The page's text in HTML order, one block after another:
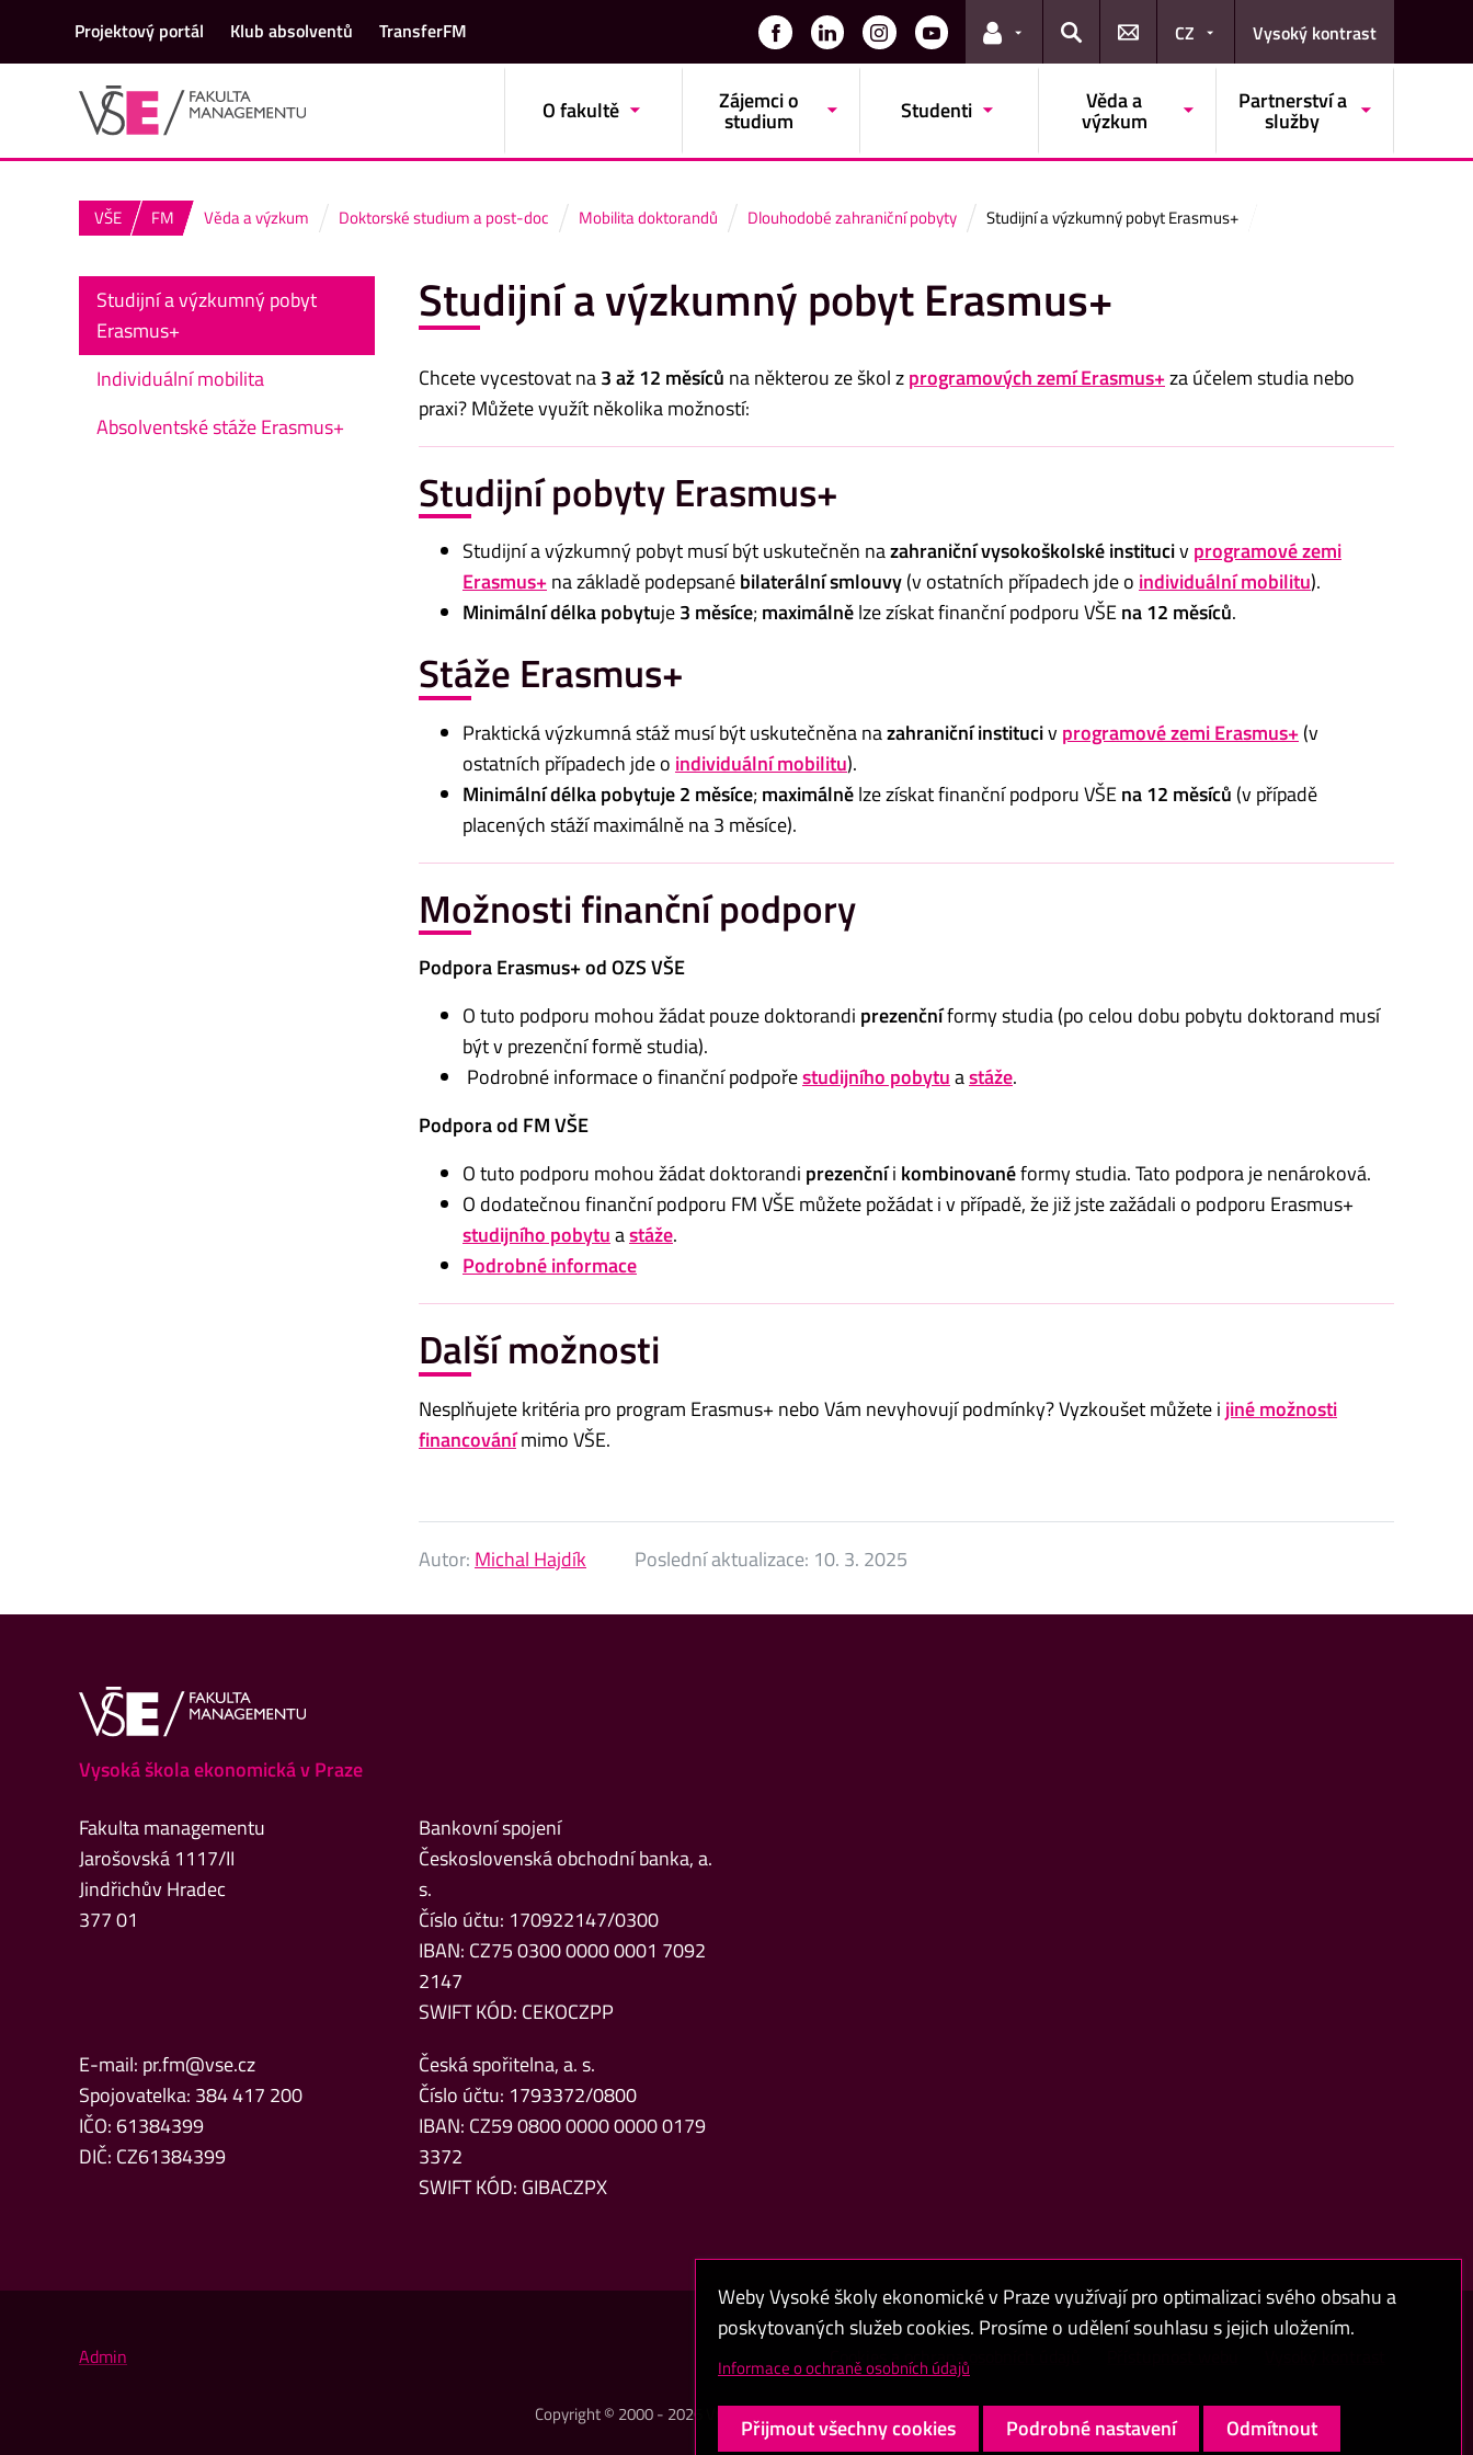
Projektový portál Klub absolventů TransferFM
Odkazy pro uživatele
Hledat
CZ Vysoký kontrast
O fakultě Zájemci o
studium Studenti Věda a
výzkum
Partnerství a
služby
VŠE FM Věda a výzkum Doktorské studium a post-doc Mobilita doktorandů Dlouhodobé zahraniční pobyty Studijní a výzkumný pobyt Erasmus+
Studijní a výzkumný pobyt Erasmus+
Chcete vycestovat na3 až 12 měsíců na některou ze škol zprogramových zemí Erasmus+za účelem studia nebo
praxi? Můžete využít několika možností:
Studijní pobyty Erasmus+
Studijní a výzkumný pobyt musí být uskutečněn nazahraniční vysokoškolské instituciv programové zemi
Erasmus+na základě podepsanébilaterální smlouvy(v ostatních případech jde o individuální mobilitu).
Minimální délka pobytuje3 měsíce; maximálnělze získat finanční podporu VŠEna 12 měsíců.
Stáže Erasmus+
Praktická výzkumná stáž musí být uskutečněna nazahraniční instituciv programové zemi Erasmus+(v
ostatních případech jde o individuální mobilitu).
Minimální délka pobytuje 2 měsíce; maximálnělze získat finanční podporu VŠEna 12 měsíců (v případě
placených stáží maximálně na 3 měsíce).
Možnosti finanční podpory
Podpora Erasmus+ od OZS VŠE
O tuto podporu mohou žádat pouze doktorandi prezenčníformy studia (po celou dobu pobytu doktorand musí
být v prezenční formě studia).
Podrobné informace o finanční podpořestudijního pobytuastáže.
Podpora od FM VŠE
O tuto podporu mohou žádat doktorandi prezenčníi kombinovanéformy studia. Tato podpora je nenároková.
O dodatečnou finanční podporu FM VŠE můžete požádat i v případě, že již jste zažádali o podporu Erasmus+
studijního pobytuastáže.
Podrobné informace
Další možnosti
Nesplňujete kritéria pro program Erasmus+ nebo Vám nevyhovují podmínky? Vyzkoušet můžete i jiné možnosti
financovánímimo VŠE.
Autor: Michal Hajdík Poslední aktualizace: 10. 3. 2025
Studijní a výzkumný pobyt
Erasmus+
Individuální mobilita
Absolventské stáže Erasmus+
Vysoká škola ekonomická v Praze
Fakulta managementu
Jarošovská 1117/II
Jindřichův Hradec
377 01
Bankovní spojení
Československá obchodní banka, a.
s.
Číslo účtu: 170922147/0300
IBAN: CZ75 0300 0000 0001 7092
2147
SWIFT KÓD: CEKOCZPP
E-mail: pr.fm@vse.cz
Spojovatelka: 384 417 200
IČO: 61384399
DIČ: CZ61384399
Česká spořitelna, a. s.
Číslo účtu: 1793372/0800
IBAN: CZ59 0800 0000 0000 0179
3372
SWIFT KÓD: GIBACZPX
Admin Cookies a ochrana osobních údajů
Copyright © 2000 - 2026 Vysoká škola ekonomická v Praze
Weby Vysoké školy ekonomické v Praze využívají pro optimalizaci svého obsahu a
poskytovaných služeb cookies. Prosíme o udělení souhlasu s jejich uložením.
Informace o ochraně osobních údajů
Přijmout všechny cookies Podrobné nastavení Odmítnout